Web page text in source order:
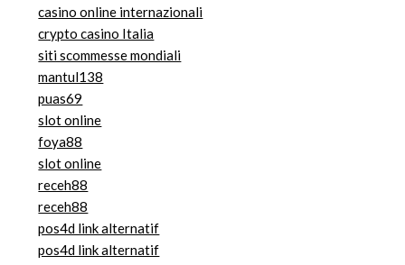
casino online internazionali
crypto casino Italia
siti scommesse mondiali
mantul138
puas69
slot online
foya88
slot online
receh88
receh88
pos4d link alternatif
pos4d link alternatif